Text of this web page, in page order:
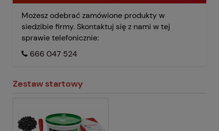
Możesz odebrać zamówione produkty w
siedzibie firmy. Skontaktuj się z nami w tej
sprawie telefonicznie:
666 047 524
Zestaw startowy